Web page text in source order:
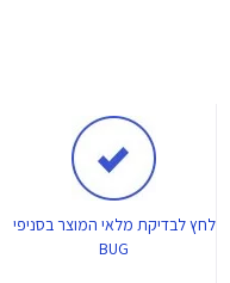
לחץלבדיקת מלאי המוצר בסניפי
BUG